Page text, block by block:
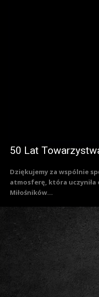
50 Lat
Dziękujemy za wspólnie
atmosferę, która uczyniła
Miłośników...